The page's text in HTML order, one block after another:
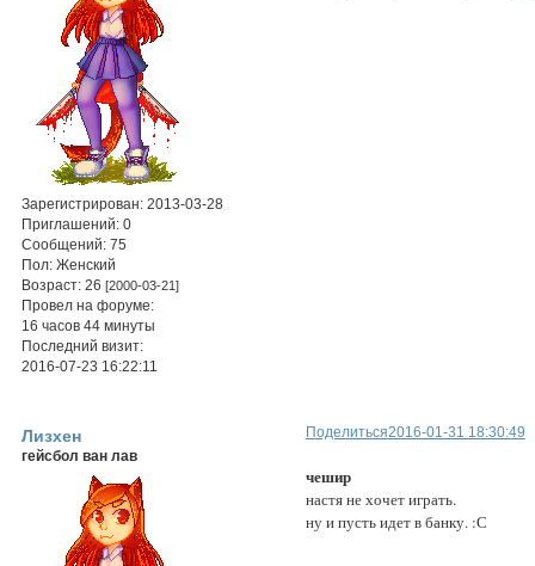
Зарегистрирован: 2013-03-28
Приглашений: 0
Сообщений: 75
Пол: Женский
Возраст: 26[2000-03-21]
Провел на форуме:
16 часов 44 минуты
Последний визит:
2016-07-23 16:22:11
Поделиться2016-01-31 18:30:49
Лизхен
гейсбол ван лав
чешир
настя не хочет играть.
ну и пусть идет в банку. :С